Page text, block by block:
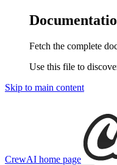
Fetch the complete
Use this file to
Skip to main content
CrewAI home page